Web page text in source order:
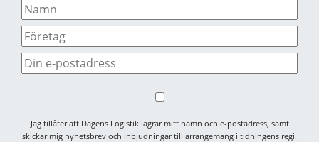
Jag tillåter att Dagens Logistik lagrar mitt namn och e-postadress, samt
skickar mig nyhetsbrev och inbjudningar till arrangemang i tidningens regi.